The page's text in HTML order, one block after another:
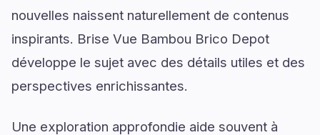
nouvelles naissent naturellement de contenus
inspirants. Brise Vue Bambou Brico Depot
développe le sujet avec des détails utiles et des
perspectives enrichissantes.
Une exploration approfondie aide souvent à